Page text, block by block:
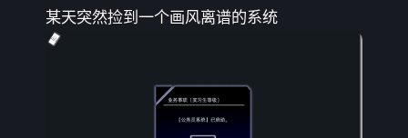
某天突然捡到一个画风离谱的系统